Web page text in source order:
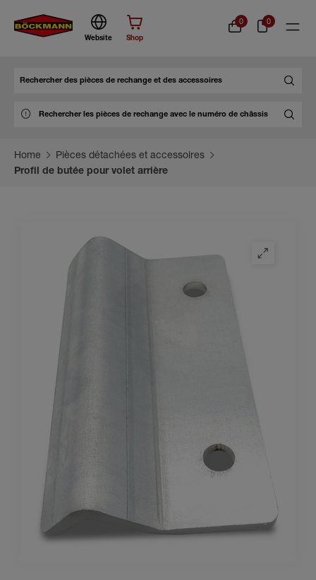
Website Shop
0 0
Home
Pièces détachées et accessoires
Profil de butée pour volet arrière